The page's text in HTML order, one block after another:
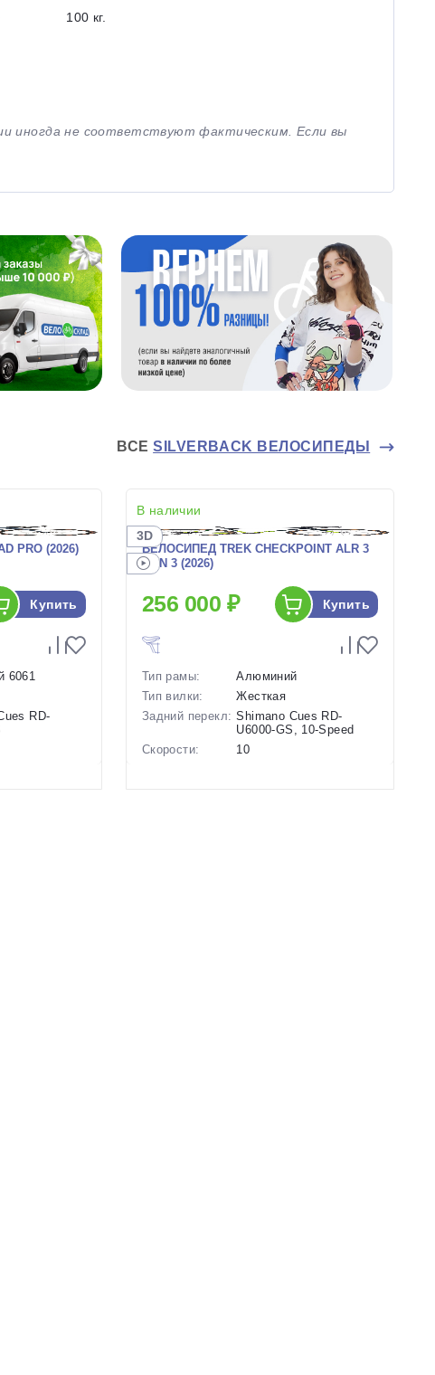
100 кг.
иногда не соответствуют фактическим. Если вы
ВСЕSILVERBACK ВЕЛОСИПЕДЫ
PRO (2026)
Купить
6061
RD-
В наличии
3D
ВЕЛОСИПЕД TREK CHECKPOINT ALR 3
GEN 3 (2026)
256 000 ₽ Купить
Тип рамы:
Алюминий
Тип вилки:
Жесткая
Задний перекл: Shimano Cues RD-
U6000-GS, 10-Speed
Скорости:
10